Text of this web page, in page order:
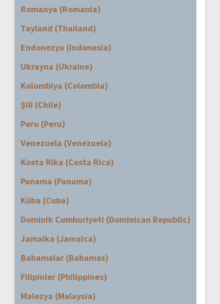
Romanya (Romania)
Tayland (Thailand)
Endonezya (Indonesia)
Ukrayna (Ukraine)
Kolombiya (Colombia)
Şili (Chile)
Peru (Peru)
Venezuela (Venezuela)
Kosta Rika (Costa Rica)
Panama (Panama)
Küba (Cuba)
Dominik Cumhuriyeti (Dominican Republic)
Jamaika (Jamaica)
Bahamalar (Bahamas)
Filipinler (Philippines)
Malezya (Malaysia)